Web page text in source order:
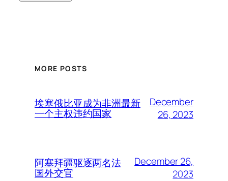
MORE POSTS
埃塞俄比亚成为非洲最新
一个主权违约国家
December
26, 2023
阿塞拜疆驱逐两名法
国外交官
December 26,
2023